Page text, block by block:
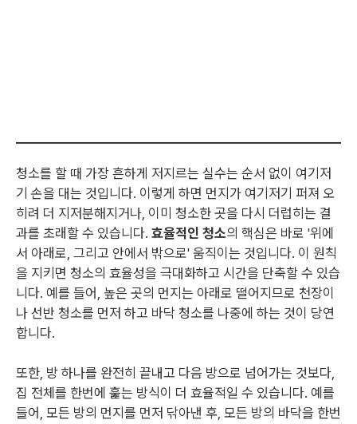
청소를 할 때 가장 흔하게 저지르는 실수는 순서 없이 여기저
기 손을 대는 것입니다. 이렇게 하면 먼지가 여기저기 퍼져 오
히려 더 지저분해지거나, 이미 청소한 곳을 다시 더럽히는 결
과를 초래할 수 있습니다. 효율적인 청소의 핵심은 바로 '위에
서 아래로, 그리고 안에서 밖으로' 움직이는 것입니다. 이 원칙
을 지키면 청소의 효율성을 극대화하고 시간을 단축할 수 있습
니다. 예를 들어, 높은 곳의 먼지는 아래로 떨어지므로 천장이
나 선반 청소를 먼저 하고 바닥 청소를 나중에 하는 것이 당연
합니다.
또한, 방 하나를 완전히 끝내고 다음 방으로 넘어가는 것보다,
집 전체를 한번에 훑는 방식이 더 효율적일 수 있습니다. 예를
들어, 모든 방의 먼지를 먼저 닦아낸 후, 모든 방의 바닥을 한번